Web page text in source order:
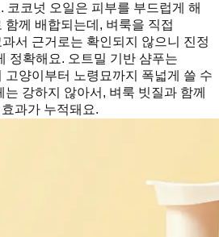
코코넛 오일은 피부를 부드럽게 해
함께 배합되는데, 벼룩을 직접
서 근거로는 확인되지 않으니 진정
정확해요. 오트밀 기반 샴푸는
고양이부터 노령묘까지 폭넓게 쓸 수
강하지 않아서, 벼룩 빗질과 함께
과가 누적돼요.